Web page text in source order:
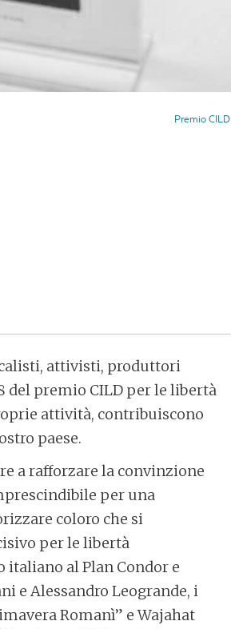
Premio CILD
attivisti, produttori
del premio CILD per le libertà
attività, contribuiscono
paese.
a rafforzare la convinzione
per una
coloro che si
per le libertà
italiano al Plan Condor e
e Alessandro Leogrande, i
Romanì” e Wajahat